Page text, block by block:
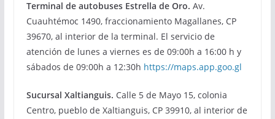
Terminal de autobuses Estrella de Oro. Av.
Cuauhtémoc 1490, fraccionamiento Magallanes, CP
39670, al interior de la terminal. El servicio de
atención de lunes a viernes es de 09:00h a 16:00 h y
sábados de 09:00h a 12:30h https://maps.app.goo.gl
Sucursal Xaltianguis. Calle 5 de Mayo 15, colonia
Centro, pueblo de Xaltianguis, CP 39910, al interior de